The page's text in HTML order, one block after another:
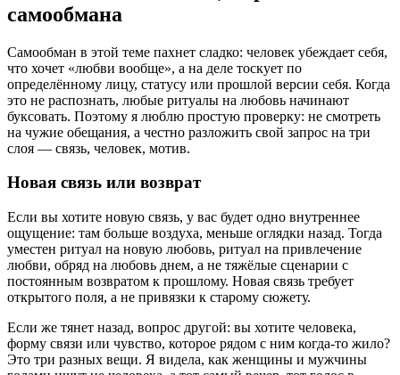
самообмана
Самообман в этой теме пахнет сладко: человек убеждает себя,
что хочет «любви вообще», а на деле тоскует по
определённому лицу, статусу или прошлой версии себя. Когда
это не распознать, любые ритуалы на любовь начинают
буксовать. Поэтому я люблю простую проверку: не смотреть
на чужие обещания, а честно разложить свой запрос на три
слоя — связь, человек, мотив.
Новая связь или возврат
Если вы хотите новую связь, у вас будет одно внутреннее
ощущение: там больше воздуха, меньше оглядки назад. Тогда
уместен ритуал на новую любовь, ритуал на привлечение
любви, обряд на любовь днем, а не тяжёлые сценарии с
постоянным возвратом к прошлому. Новая связь требует
открытого поля, а не привязки к старому сюжету.
Если же тянет назад, вопрос другой: вы хотите человека,
форму связи или чувство, которое рядом с ним когда-то жило?
Это три разных вещи. Я видела, как женщины и мужчины